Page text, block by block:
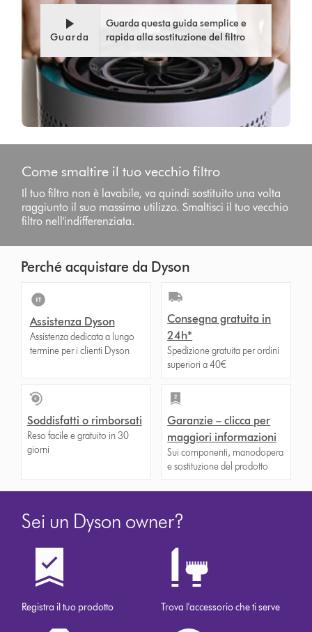
Guarda
Guarda questa guida semplice e
rapida alla sostituzione del filtro
Come smaltire il tuo vecchio filtro
Il tuo filtro non è lavabile, va quindi sostituito una volta
raggiunto il suo massimo utilizzo. Smaltisci il tuo vecchio
filtro nell'indifferenziata.
Perché acquistare da Dyson
Assistenza Dyson
Assistenza dedicata a lungo
termine per i clienti Dyson
Consegna gratuita in
24h*
Spedizione gratuita per ordini
superiori a 40€
Soddisfatti o rimborsati
Reso facile e gratuito in 30
giorni
Garanzie – clicca per
maggiori informazioni
Sui componenti, manodopera
e sostituzione del prodotto
Sei un Dyson owner?
Registra il tuo prodotto Trova l'accessorio che ti serve